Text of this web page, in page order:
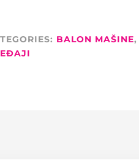
BALON MAŠINE